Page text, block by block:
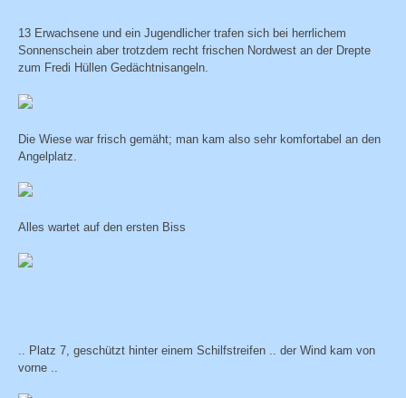
13 Erwachsene und ein Jugendlicher trafen sich bei herrlichem
Sonnenschein aber trotzdem recht frischen Nordwest an der Drepte
zum Fredi Hüllen Gedächtnisangeln.
Die Wiese war frisch gemäht; man kam also sehr komfortabel an den
Angelplatz.
Alles wartet auf den ersten Biss
.. Platz 7, geschützt hinter einem Schilfstreifen .. der Wind kam von
vorne ..